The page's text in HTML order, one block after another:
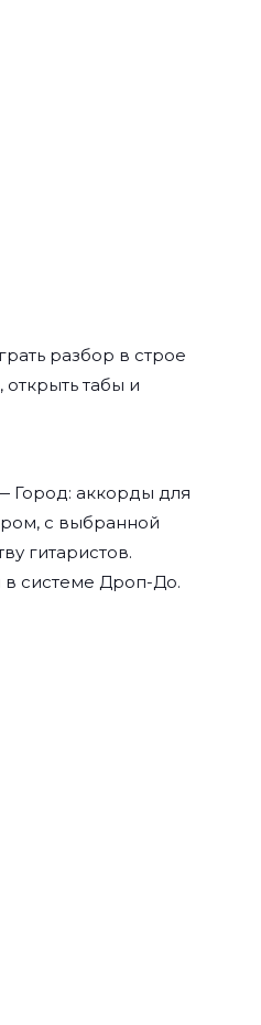
разбор в строе
табы и
Город: аккорды для
с выбранной
гитаристов.
в системе Дроп-До.